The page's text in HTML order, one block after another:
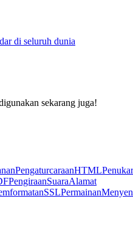
di seluruh dunia
sekarang juga!
PengaturcaraanHTML
PengiraanSuaraAlamat
SSLPermainan